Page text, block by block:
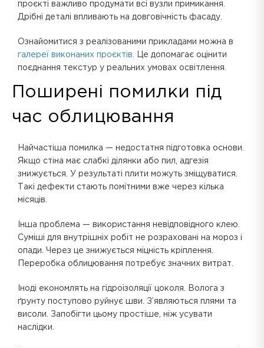
проєкті важливо продумати всі вузли примикання.
Дрібні деталі впливають на довговічність фасаду.
Ознайомитися з реалізованими прикладами можна в
галереї виконаних проєктів . Це допомагає оцінити
поєднання текстур у реальних умовах освітлення.
Поширені помилки під
час облицювання
Найчастіша помилка — недостатня підготовка основи.
Якщо стіна має слабкі ділянки або пил, адгезія
знижується. У результаті плити можуть зміщуватися.
Такі дефекти стають помітними вже через кілька
місяців.
Інша проблема — використання невідповідного клею.
Суміші для внутрішніх робіт не розраховані на мороз і
опади. Через це знижується міцність кріплення.
Переробка облицювання потребує значних витрат.
Іноді економлять на гідроізоляції цоколя. Волога з
ґрунту поступово руйнує шви. З’являються плями та
висоли. Запобігти цьому простіше, ніж усувати
наслідки.